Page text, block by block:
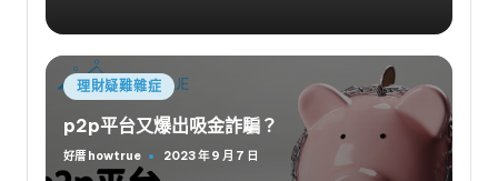
Posted
理財疑難雜症
p2p平台又爆出吸金詐騙？
Posted
by
好厝 howtrue 2023 年 9 月 7 日